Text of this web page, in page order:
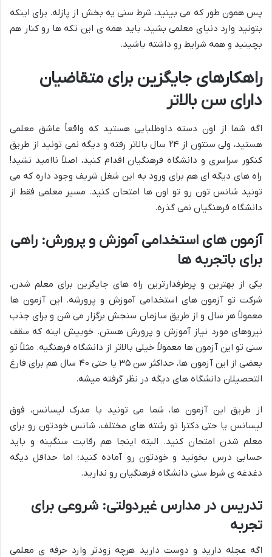
پس همون طور که می بینید، شرط سنی یه بخش از پازله. برای اینکه
بتونید وارد دنیای معلمی بشید، باید همه ی این تکه ها رو کنار هم
بچینید و همه شرایط رو داشته باشید.
راهکارهای جایگزین برای متقاضیان
دارای سن بالاتر
اگه شما از اون دسته داوطلبایی هستید که واقعاً عاشق معلمی
هستید، ولی سنتون از ۲۴ سال بالاتر رفته و دیگه نمی تونید از طریق
کنکور سراسری و دانشگاه فرهنگیان اقدام کنید، اصلاً ناامید نشید!
راه های دیگه ای هم برای ورود به این شغل شریف وجود داره که می
تونید شانس تون رو تو اون ها امتحان کنید. مسیر معلمی فقط از
دانشگاه فرهنگیان نمی گذره.
آزمون های استخدامی آموزش و پرورش: راهی
برای باتجربه ها
یکی از بهترین و پرطرفدارترین راه های جایگزین برای معلم شدن،
شرکت تو آزمون های استخدامی آموزش و پرورشه. این آزمون ها
معمولاً هر سال و از طریق سازمان سنجش برگزار می شن و برای جذب
نیروهای مورد نیاز آموزش و پرورش هستن. خوبیش اینه که سقف
سنی تو این آزمون ها معمولاً خیلی بالاتر از دانشگاه فرهنگیه. مثلاً تو
بعضی از این آزمون ها، حداکثر سن ۳۵ یا حتی ۴۰ سال هم برای فارغ
التحصیلان دانشگاه های دیگه در نظر گرفته میشه.
از طریق این آزمون ها، شما می تونید با مدرک لیسانس، فوق
لیسانس یا حتی دکترا تو رشته های مختلف، شانس خودتون رو برای
معلم شدن امتحان کنید. البته اینجا هم رقابت سنگینه و باید
حسابی درس بخونید و خودتون رو آماده کنید؛ اما حداقل دیگه
دغدغه ی شرط سنی دانشگاه فرهنگیان رو ندارید.
تدریس در مدارس غیردولتی: شروعی برای
تجربه
اگه عجله دارید و دوست دارید هرچه زودتر وارد حرفه ی معلمی